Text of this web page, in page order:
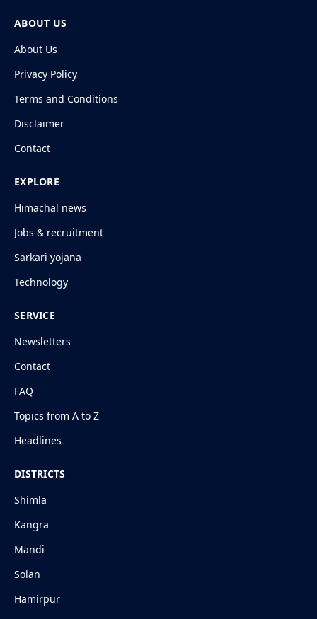
ABOUT US
About Us
Privacy Policy
Terms and Conditions
Disclaimer
Contact
EXPLORE
Himachal news
Jobs & recruitment
Sarkari yojana
Technology
SERVICE
Newsletters
Contact
FAQ
Topics from A to Z
Headlines
DISTRICTS
Shimla
Kangra
Mandi
Solan
Hamirpur